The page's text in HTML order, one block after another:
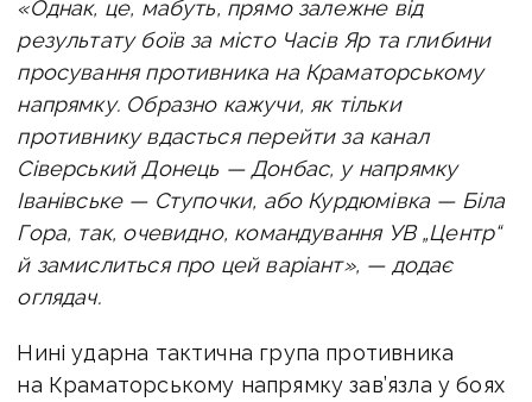
«Однак, це, мабуть, прямо залежне від
результату боїв за місто Часів Яр та глибини
просування противника на Краматорському
напрямку. Образно кажучи, як тільки
противнику вдасться перейти за канал
Сіверський Донець — Донбас, у напрямку
Іванівське — Ступочки, або Курдюмівка — Біла
Гора, так, очевидно, командування УВ „Центр“
й замислиться про цей варіант», — додає
оглядач.
Нині ударна тактична група противника
на Краматорському напрямку зав’язла у боях